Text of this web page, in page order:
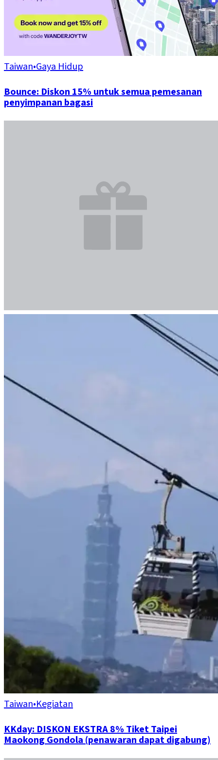
Taiwan•Gaya Hidup
Bounce: Diskon 15% untuk semua pemesanan
penyimpanan bagasi
Taiwan•Kegiatan
KKday: DISKON EKSTRA 8% Tiket Taipei
Maokong Gondola (penawaran dapat digabung)